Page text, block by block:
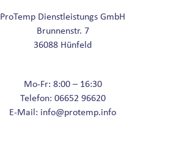
ProTemp Dienstleistungs GmbH
Brunnenstr. 7
36088 Hünfeld
Mo-Fr: 8:00 – 16:30
Telefon: 06652 96620
E-Mail: info@protemp.info